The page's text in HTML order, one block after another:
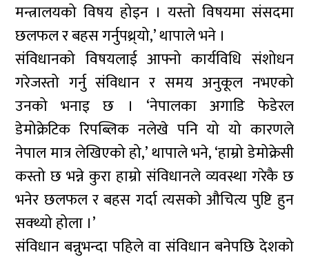
मन्त्रालयको विषय होइन । यस्तो विषयमा संसदमा
छलफल र बहस गर्नुपथ्र्यो,’ थापाले भने ।
संविधानको विषयलाई आफ्नो कार्यविधि संशोधन
गरेजस्तो गर्नु संविधान र समय अनुकूल नभएको
उनको भनाइ छ । ‘नेपालका अगाडि फेडेरल
डेमोक्रेटिक रिपब्लिक नलेखे पनि यो यो कारणले
नेपाल मात्र लेखिएको हो,’ थापाले भने, ‘हाम्रो डेमोक्रेसी
कस्तो छ भन्ने कुरा हाम्रो संविधानले व्यवस्था गरेकै छ
भनेर छलफल र बहस गर्दा त्यसको औचित्य पुष्टि हुन
सक्थ्यो होला ।’
संविधान बन्नुभन्दा पहिले वा संविधान बनेपछि देशको